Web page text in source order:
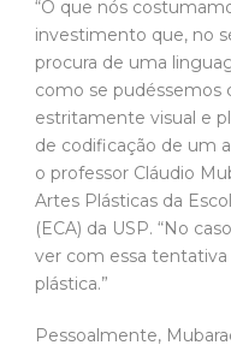
“O que nós
investimento que, no
procura de uma
como se pudéssemos
estritamente visual e
de codificação de um
o professor Cláudio
Artes Plásticas da
(ECA) da USP. “No
ver com essa
plástica.”
Pessoalmente,